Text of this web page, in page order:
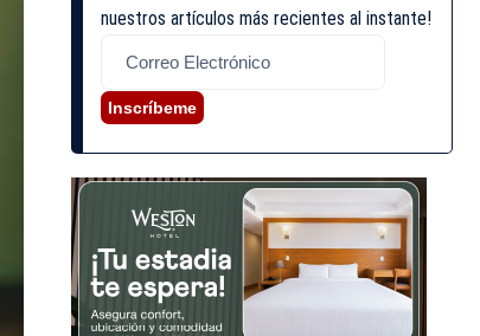
nuestros artículos más recientes al instante!
Inscríbeme